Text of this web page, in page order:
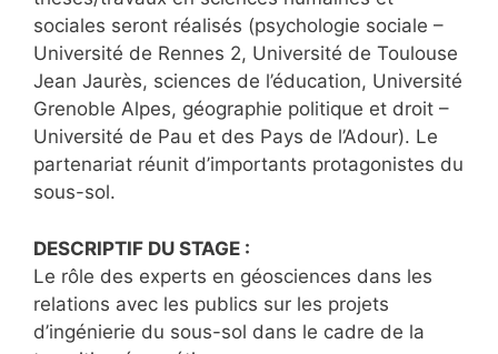
sociales seront réalisés (psychologie sociale –
Université de Rennes 2, Université de Toulouse
Jean Jaurès, sciences de l’éducation, Université
Grenoble Alpes, géographie politique et droit –
Université de Pau et des Pays de l’Adour). Le
partenariat réunit d’importants protagonistes du
sous-sol.
DESCRIPTIF DU STAGE :
Le rôle des experts en géosciences dans les
relations avec les publics sur les projets
d’ingénierie du sous-sol dans le cadre de la